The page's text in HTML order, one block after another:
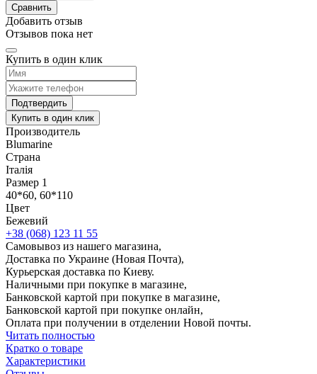
Сравнить
Добавить отзыв
Отзывов пока нет
Купить в один клик
Подтвердить
Купить в один клик
Производитель
Blumarine
Страна
Італія
Размер 1
40*60, 60*110
Цвет
Бежевий
+38 (068) 123 11 55
Самовывоз из нашего магазина,
Доставка по Украине (Новая Почта),
Курьерская доставка по Киеву.
Наличными при покупке в магазине,
Банковской картой при покупке в магазине,
Банковской картой при покупке онлайн,
Оплата при получении в отделении Новой почты.
Читать полностью
Кратко о товаре
Характеристики